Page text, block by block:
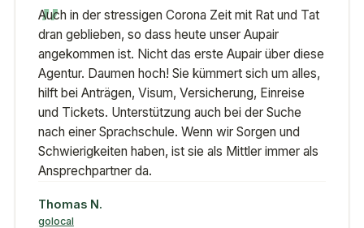
Auch in der stressigen Corona Zeit mit Rat und Tat
dran geblieben, so dass heute unser Aupair
angekommen ist. Nicht das erste Aupair über diese
Agentur. Daumen hoch! Sie kümmert sich um alles,
hilft bei Anträgen, Visum, Versicherung, Einreise
und Tickets. Unterstützung auch bei der Suche
nach einer Sprachschule. Wenn wir Sorgen und
Schwierigkeiten haben, ist sie als Mittler immer als
Ansprechpartner da.
Thomas N.
golocal